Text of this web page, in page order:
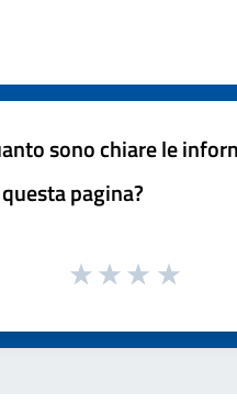
sono chiare le
pagina?